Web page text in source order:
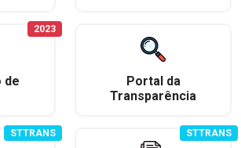
de
2023
Portal da
Transparência
STTRANS STTRANS